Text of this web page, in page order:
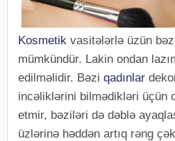
Kosmetik vasitələrlə üzün
mümkündür. Lakin ondan
edilməlidir. Bəzi qadınlar
incəliklərini bilmədikləri üçün
etmir, bəziləri də dəblə
üzlərinə həddən artıq rəng